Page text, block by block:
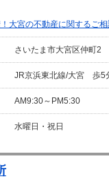
大宮の不動産に関するご
さいたま市大宮区仲町2
JR京浜東北線/大宮 歩5
AM9:30～PM5:30
水曜日・祝日